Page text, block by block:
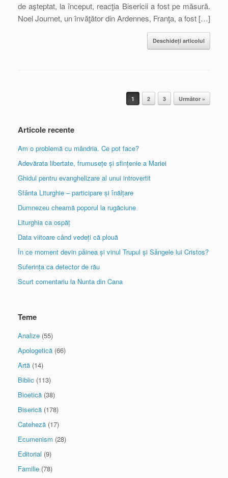
de aşteptat, la început, reacţia Bisericii a fost pe măsură.
Noel Journet, un învăţător din Ardennes, Franţa, a fost […]
Deschideți articolul
1 2 3 Următor »
Articole recente
Am o problemă cu mândria. Ce pot face?
Adevărata libertate, frumusețe și sfințenie a Mariei
Ghidul pentru evanghelizare al unui introvertit
Sfânta Liturghie – participare și înălțare
Dumnezeu cheamă poporul la rugăciune
Liturghia ca ospăț
Data viitoare când vedeți că plouă
În ce moment devin pâinea și vinul Trupul și Sângele lui Cristos?
Suferința ca detector de rău
Scurt comentariu la Nunta din Cana
Teme
Analize (55)
Apologetică (66)
Artă (14)
Biblic (113)
Bioetică (38)
Biserică (178)
Cateheză (17)
Ecumenism (28)
Editorial (9)
Familie (78)